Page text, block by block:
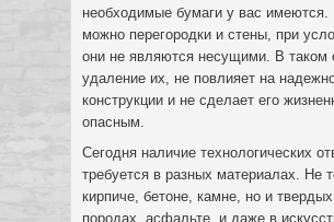
необходимые бумаги у вас имеются.
можно перегородки и стены, при
они не являются несущими. В таком
удаление их, не повлияет на
конструкции и не сделает его
опасным.
Сегодня наличие технологических
требуется в разных материалах. Не
кирпиче, бетоне, камне, но и
породах, асфальте, и даже в